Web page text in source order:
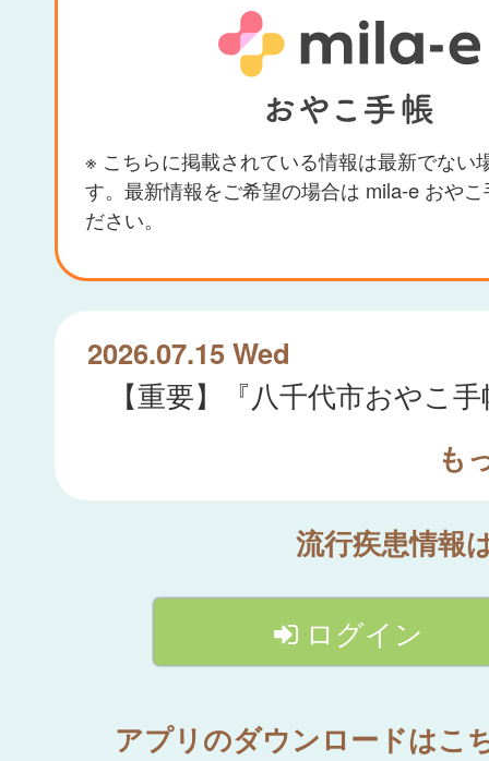
※ こちらに掲載されている情報は最新でない
す。最新情報をご希望の場合は mila-e おや
ださい。
2026.07.15 Wed
も
流行疾患情報
ログイン
アプリのダウンロードはこ